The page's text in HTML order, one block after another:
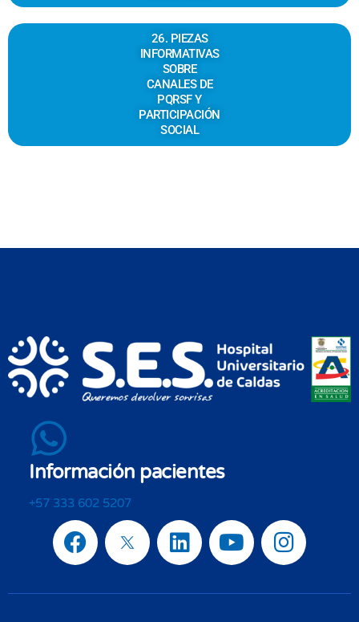
26. PIEZAS
INFORMATIVAS
SOBRE
CANALES DE
PQRSF Y
PARTICIPACIÓN
SOCIAL
Información pacientes
+57 333 602 5207